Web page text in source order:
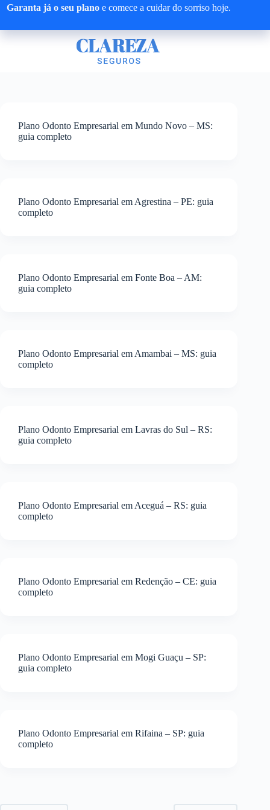
Pular
Garanta já o seu plano e comece a cuidar do sorriso hoje.
Plano Odonto Empresarial em Mundo Novo – MS:
guia completo
Plano Odonto Empresarial em Agrestina – PE: guia
completo
Plano Odonto Empresarial em Fonte Boa – AM:
guia completo
Plano Odonto Empresarial em Amambai – MS: guia
completo
Plano Odonto Empresarial em Lavras do Sul – RS:
guia completo
Plano Odonto Empresarial em Aceguá – RS: guia
completo
Plano Odonto Empresarial em Redenção – CE: guia
completo
Plano Odonto Empresarial em Mogi Guaçu – SP:
guia completo
Plano Odonto Empresarial em Rifaina – SP: guia
completo